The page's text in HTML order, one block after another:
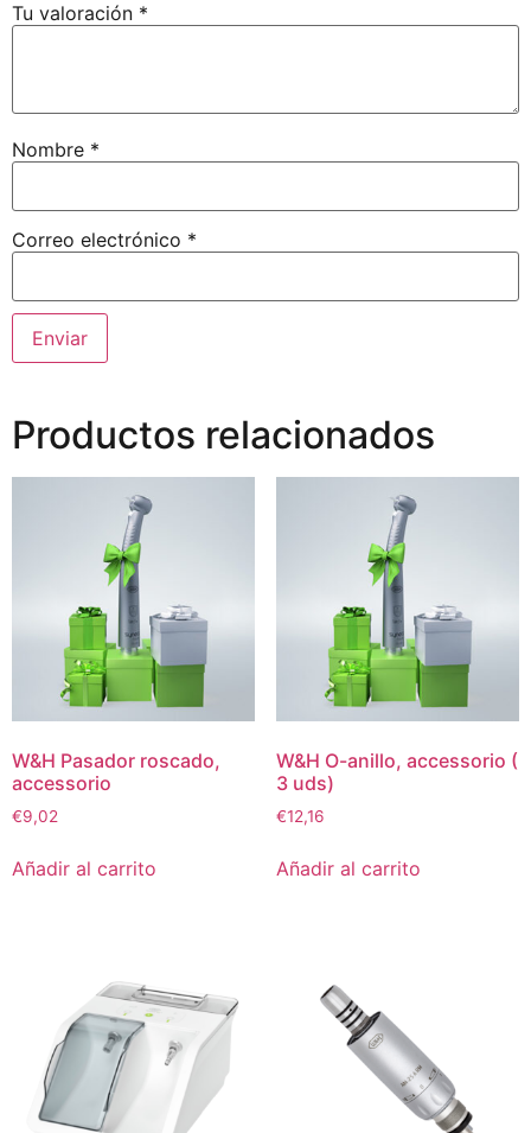
Tu valoración *
Nombre *
Correo electrónico *
Productos relacionados
W&H Pasador roscado,
accessorio
€9,02
Añadir al carrito
W&H O-anillo, accessorio (
3 uds)
€12,16
Añadir al carrito